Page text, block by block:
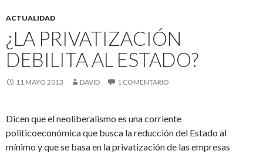
ACTUALIDAD
¿LA PRIVATIZACIÓN
DEBILITA AL ESTADO?
11 MAYO 2013 DAVID 1 COMENTARIO
Dicen que el neoliberalismo es una corriente
politicoeconómica que busca la reducción del Estado al
mínimo y que se basa en la privatización de las empresas